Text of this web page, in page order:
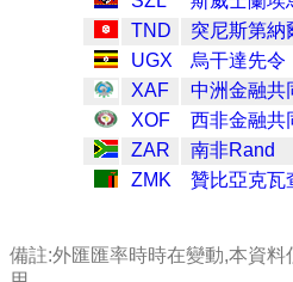
TND
突尼斯第納
UGX
烏干達先令
XAF
中洲金融共
XOF
西非金融共
ZAR
南非Rand
ZMK
贊比亞克瓦
備註:外匯匯率時時在變動,本資